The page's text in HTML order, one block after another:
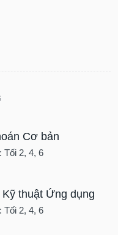
Cơ bản
Tối 2, 4, 6
thuật Ứng dụng
Tối 2, 4, 6